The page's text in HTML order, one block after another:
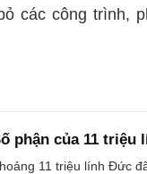
các công trình,
phận của 11 triệu
11 triệu lính Đức